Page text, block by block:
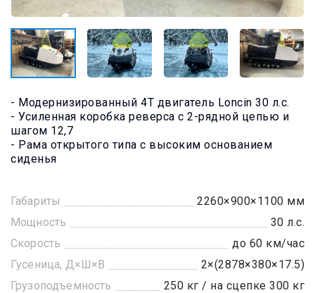
- Модернизированный 4Т двигатель Loncin 30 л.с.
- Усиленная коробка реверса с 2-рядной цепью и
шагом 12,7
- Рама открытого типа с высоким основанием
сиденья
Габариты
2260×900×1100 мм
Мощность
30 л.с.
Скорость
до 60 км/час
Гусеница, Д×Ш×В
2×(2878×380×17.5)
Грузоподъемность
250 кг / на сцепке 300 кг